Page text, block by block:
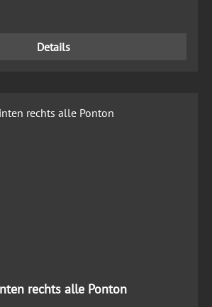
Details
rechts alle Ponton